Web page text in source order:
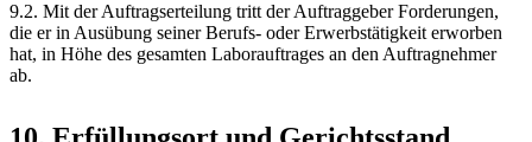
9.2. Mit der Auftragserteilung tritt der Auftraggeber Forderungen,
die er in Ausübung seiner Berufs- oder Erwerbstätigkeit erworben
hat, in Höhe des gesamten Laborauftrages an den Auftragnehmer
ab.